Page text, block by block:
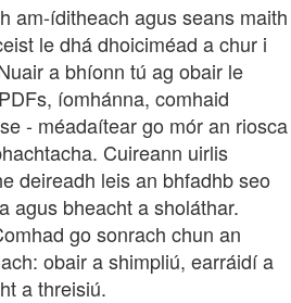
am-íditheach agus seans maith
le dhá dhoiciméad a chur i
a bhíonn tú ag obair le
íomhánna, comhaid
- méadaítear go mór an riosca
Cuireann uirlis
deireadh leis an bhfadhb seo
agus bheacht a sholáthar.
go sonrach chun an
obair a shimpliú, earráidí a
a threisiú.